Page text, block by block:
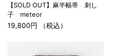
【SOLD OUT】麻半幅帯 刺し
子 meteor
19,800円 （税込）